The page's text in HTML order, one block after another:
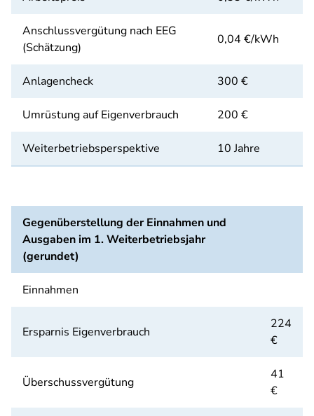
Anschlussvergütung nach EEG
(Schätzung)
0,04 €/kWh
Anlagencheck 300 €
Umrüstung auf Eigenverbrauch 200 €
Weiterbetriebsperspektive 10 Jahre
Gegenüberstellung der Einnahmen und
Ausgaben im 1. Weiterbetriebsjahr
(gerundet)
Einnahmen
Ersparnis Eigenverbrauch
224
€
Überschussvergütung
41
€